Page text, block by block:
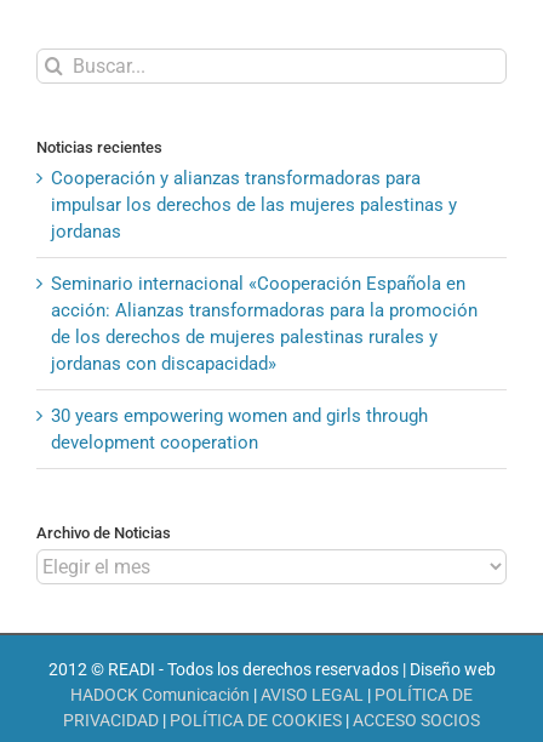
Buscar:
Noticias recientes
Cooperación y alianzas transformadoras para
impulsar los derechos de las mujeres palestinas y
jordanas
Seminario internacional «Cooperación Española en
acción: Alianzas transformadoras para la promoción
de los derechos de mujeres palestinas rurales y
jordanas con discapacidad»
30 years empowering women and girls through
development cooperation
Archivo de Noticias
Archivo
de
2012 © READI - Todos los derechos reservados | Diseño web
HADOCK Comunicación |AVISO LEGAL | POLÍTICA DE
PRIVACIDAD | POLÍTICA DE COOKIES |ACCESO SOCIOS